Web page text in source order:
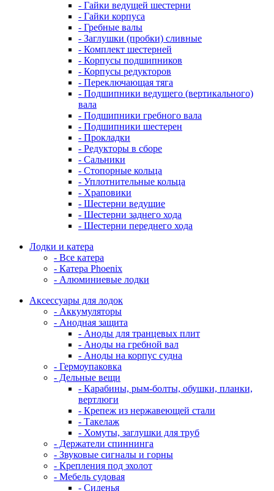
- Гайки ведущей шестерни
- Гайки корпуса
- Гребные валы
- Заглушки (пробки) сливные
- Комплект шестерней
- Корпусы подшипников
- Корпусы редукторов
- Переключающая тяга
- Подшипники ведущего (вертикального)
вала
- Подшипники гребного вала
- Подшипники шестерен
- Прокладки
- Редукторы в сборе
- Сальники
- Стопорные кольца
- Уплотнительные кольца
- Храповики
- Шестерни ведущие
- Шестерни заднего хода
- Шестерни переднего хода
Лодки и катера
- Все катера
- Катера Phoenix
- Алюминиевые лодки
Аксессуары для лодок
- Аккумуляторы
- Анодная защита
- Аноды для транцевых плит
- Аноды на гребной вал
- Аноды на корпус судна
- Гермоупаковка
- Дельные вещи
- Карабины, рым-болты, обушки, планки,
вертлюги
- Крепеж из нержавеющей стали
- Такелаж
- Хомуты, заглушки для труб
- Держатели спиннинга
- Звуковые сигналы и горны
- Крепления под эхолот
- Мебель судовая
- Сиденья